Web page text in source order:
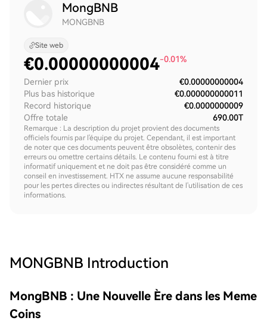
MongBNB
MONGBNB
Site web
€0.00000000004-0.01%
Dernier prix
€0.00000000004
Plus bas historique
€0.000000000011
Record historique
€0.0000000009
Offre totale
690.00T
Remarque : La description du projet provient des documents
officiels fournis par l'équipe du projet. Cependant, il est important
de noter que ces documents peuvent être obsolètes, contenir des
erreurs ou omettre certains détails. Le contenu fourni est à titre
informatif uniquement et ne doit pas être considéré comme un
conseil en investissement. HTX ne assume aucune responsabilité
pour les pertes directes ou indirectes résultant de l'utilisation de ces
informations.
MONGBNB Introduction
MongBNB : Une Nouvelle Ère dans les Meme
Coins